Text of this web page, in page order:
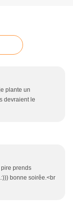
plante un
devraient le
pire prends
bonne soirêe.<br